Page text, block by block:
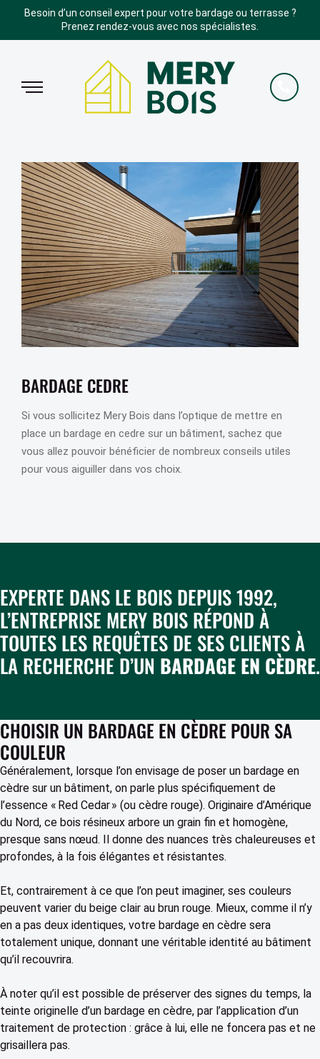
Besoin d’un conseil expert pour votre bardage ou terrasse ?
Prenez rendez-vous avec nos spécialistes.
BARDAGE CEDRE
Si vous sollicitez Mery Bois dans l’optique de mettre en
place un bardage en cedre sur un bâtiment, sachez que
vous allez pouvoir bénéficier de nombreux conseils utiles
pour vous aiguiller dans vos choix.
EXPERTE DANS LE BOIS DEPUIS 1992,
L’ENTREPRISE MERY BOIS RÉPOND À
TOUTES LES REQUÊTES DE SES CLIENTS À
LA RECHERCHE D’UN BARDAGE EN CÈDRE.
CHOISIR UN BARDAGE EN CÈDRE POUR SA
COULEUR
Généralement, lorsque l’on envisage de poser un bardage en
cèdre sur un bâtiment, on parle plus spécifiquement de
l’essence « Red Cedar » (ou cèdre rouge). Originaire d’Amérique
du Nord, ce bois résineux arbore un grain fin et homogène,
presque sans nœud. Il donne des nuances très chaleureuses et
profondes, à la fois élégantes et résistantes.
Et, contrairement à ce que l’on peut imaginer, ses couleurs
peuvent varier du beige clair au brun rouge. Mieux, comme il n’y
en a pas deux identiques, votre bardage en cèdre sera
totalement unique, donnant une véritable identité au bâtiment
qu’il recouvrira.
À noter qu’il est possible de préserver des signes du temps, la
teinte originelle d’un bardage en cèdre, par l’application d’un
traitement de protection : grâce à lui, elle ne foncera pas et ne
grisaillera pas.